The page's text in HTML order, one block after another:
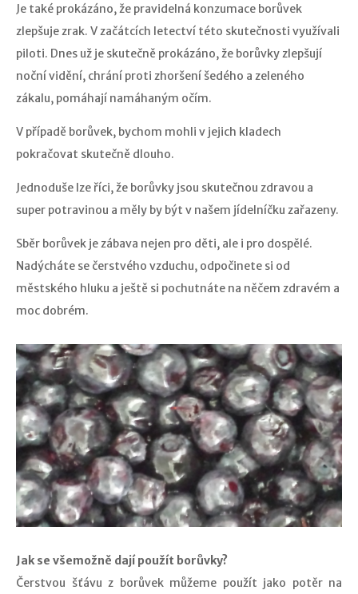
Je také prokázáno, že pravidelná konzumace borůvek
zlepšuje zrak. V začátcích letectví této skutečnosti využívali
piloti. Dnes už je skutečně prokázáno, že borůvky zlepšují
noční vidění, chrání proti zhoršení šedého a zeleného
zákalu, pomáhají namáhaným očím.
V případě borůvek, bychom mohli v jejich kladech
pokračovat skutečně dlouho.
Jednoduše lze říci, že borůvky jsou skutečnou zdravou a
super potravinou a měly by být v našem jídelníčku zařazeny.
Sběr borůvek je zábava nejen pro děti, ale i pro dospělé.
Nadýcháte se čerstvého vzduchu, odpočinete si od
městského hluku a ještě si pochutnáte na něčem zdravém a
moc dobrém.
Jak se všemožně dají použít borůvky?
Čerstvou šťávu z borůvek můžeme použít jako potěr na